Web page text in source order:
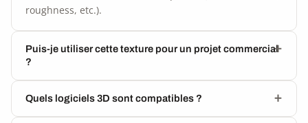
roughness, etc.).
Puis-je utiliser cette texture pour un projet commercial
?
Quels logiciels 3D sont compatibles ?